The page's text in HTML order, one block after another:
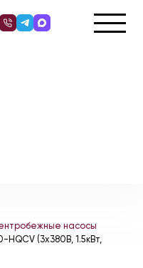
насосы
(3х380В, 1.5кВт,